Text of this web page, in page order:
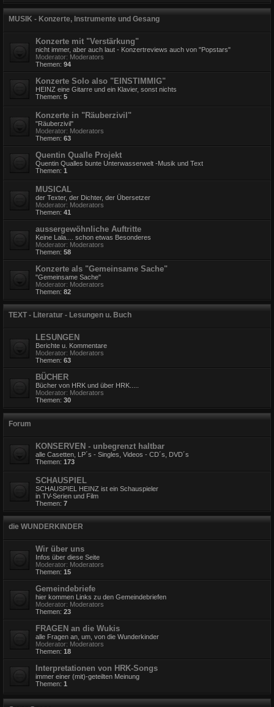
MUSIK - Konzerte, Instrumente und Gesang
Konzerte mit "Verstärkung"
nicht immer, aber auch laut - Konzertreviews auch von "Popstars"
Moderator: Moderators
Themen: 94
Konzerte Solo also "EINSTIMMIG"
HEINZ eine Gitarre und ein Klavier, sonst nichts
Themen: 5
Konzerte in "Räuberzivil"
"Räuberzivil"
Moderator: Moderators
Themen: 63
Quentin Qualle Projekt
Quentin Qualles bunte Unterwasserwelt -Musik und Text
Themen: 1
MUSICAL
der Texter, der Dichter, der Übersetzer
Moderator: Moderators
Themen: 41
aussergewöhnliche Auftritte
Keine Lala.... schon etwas Besonderes
Moderator: Moderators
Themen: 58
Konzerte als "Gemeinsame Sache"
"Gemeinsame Sache"
Moderator: Moderators
Themen: 82
TEXT - Literatur - Lesungen u. Buch
LESUNGEN
Berichte u. Kommentare
Moderator: Moderators
Themen: 63
BÜCHER
Bücher von HRK und über HRK.....
Moderator: Moderators
Themen: 30
Forum
KONSERVEN - unbegrenzt haltbar
alle Casetten, LP´s - Singles, Videos - CD´s, DVD´s
Themen: 173
SCHAUSPIEL
SCHAUSPIEL HEINZ ist ein Schauspieler
in TV-Serien und Film
Themen: 7
die WUNDERKINDER
Wir über uns
Infos über diese Seite
Moderator: Moderators
Themen: 15
Gemeindebriefe
hier kommen Links zu den Gemeindebriefen
Moderator: Moderators
Themen: 23
FRAGEN an die Wukis
alle Fragen an, um, von die Wunderkinder
Moderator: Moderators
Themen: 18
Interpretationen von HRK-Songs
immer einer (mit)-geteilten Meinung
Themen: 1